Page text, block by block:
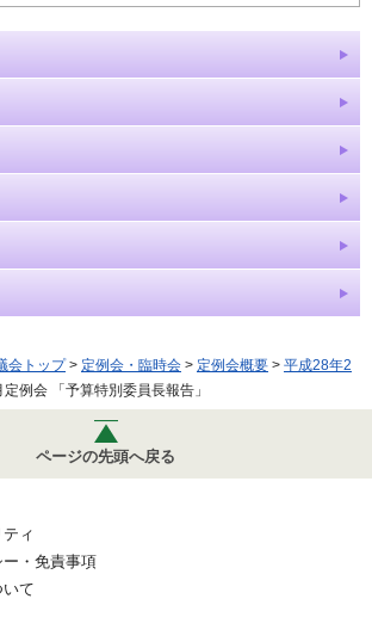
会トップ> 定例会・臨時会 > 定例会概要 > 平成28年2
例会 「予算特別委員長報告」
ページの先頭へ戻る
ィ
・免責事項
て